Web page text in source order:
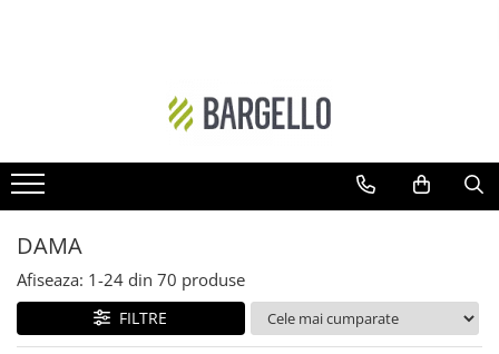
Oriental
Ambra- Floral- Unisex
Floral-Fructat
Lemnos - Floral - Mosc
Aromatic - Fougere
Ambra- Lemnos - Unisex
Cypre-Floral
Floral
DAMA
Afiseaza: 1-24 din 70 produse
FILTRE